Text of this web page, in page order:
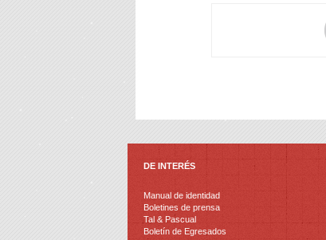
DE INTERÉS
Manual de identidad
Boletines de prensa
Tal & Pascual
Boletín de Egresados